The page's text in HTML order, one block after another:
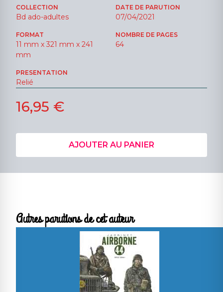
COLLECTION
Bd ado-adultes
DATE DE PARUTION
07/04/2021
FORMAT
11 mm x 321 mm x 241
mm
NOMBRE DE PAGES
64
PRESENTATION
Relié
16,95 €
AJOUTER AU PANIER
Autres parutions de cet auteur